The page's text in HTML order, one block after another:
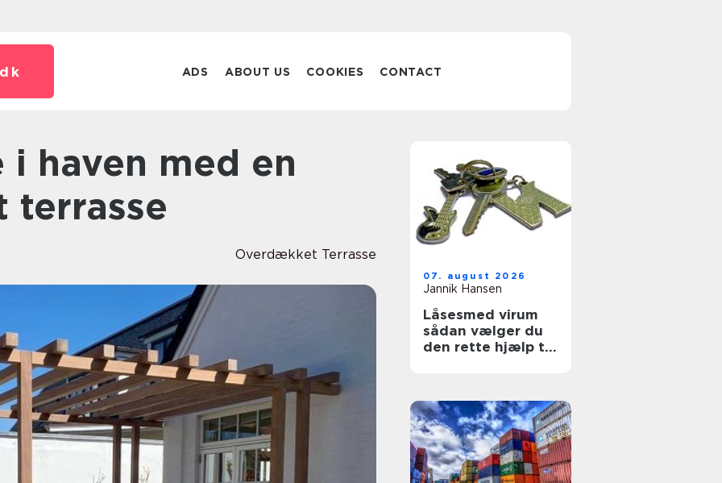
ADS ABOUT US COOKIES CONTACT
Overdækket Terrasse
07. august 2026
Jannik Hansen
Låsesmed virum
sådan vælger du
den rette hjælp til